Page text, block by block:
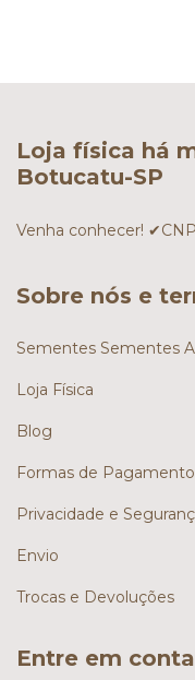
Loja física há
Botucatu-SP
Venha conhecer!
Sobre nós e
Sementes Sementes
Loja Física
Blog
Formas de Pagamento
Privacidade e
Envio
Trocas e Devoluções
Entre em